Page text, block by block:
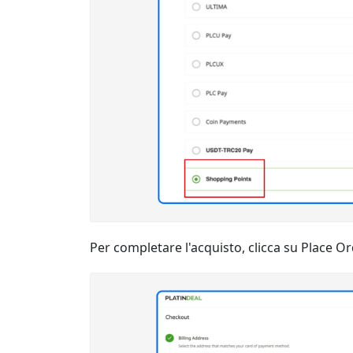
Per completare l'acquisto, clicca su Place